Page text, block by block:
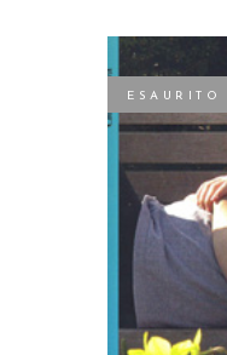
ESAURITO